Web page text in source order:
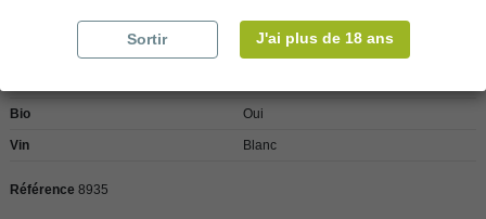
Bio Oui
Vin Blanc
Référence 8935
Sortir J'ai plus de 18 ans